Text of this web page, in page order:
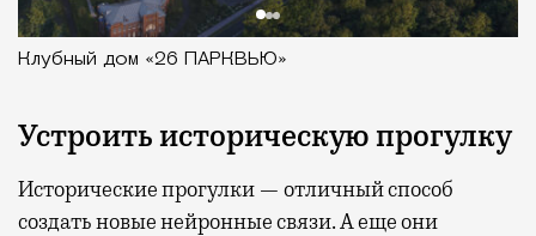
Клубный дом «26 ПАРКВЬЮ»
Устроить историческую прогулку
Исторические прогулки — отличный способ
создать новые нейронные связи. А еще они